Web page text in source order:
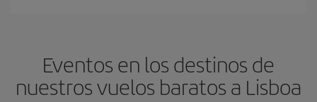
Eventos en los destinos de
nuestros vuelos baratos a Lisboa